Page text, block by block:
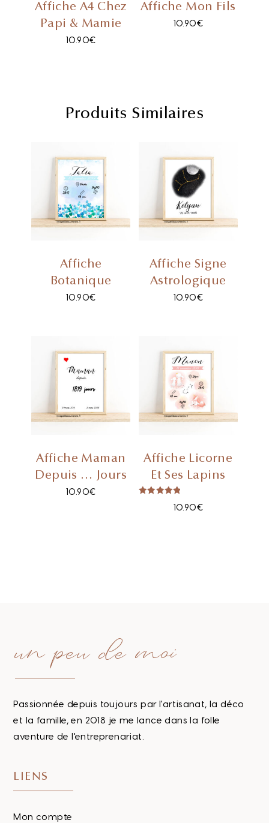
Affiche A4 Chez
Papi & Mamie
10.90€
Affiche Mon Fils
10.90€
Produits Similaires
Affiche
Botanique
10.90€
Affiche Signe
Astrologique
10.90€
Affiche Maman
Depuis … Jours
10.90€
Affiche Licorne
Et Ses Lapins
10.90€
un peu de moi
Passionnée depuis toujours par l'artisanat, la déco
et la famille, en 2018 je me lance dans la folle
aventure de l'entreprenariat.
LIENS
Mon compte